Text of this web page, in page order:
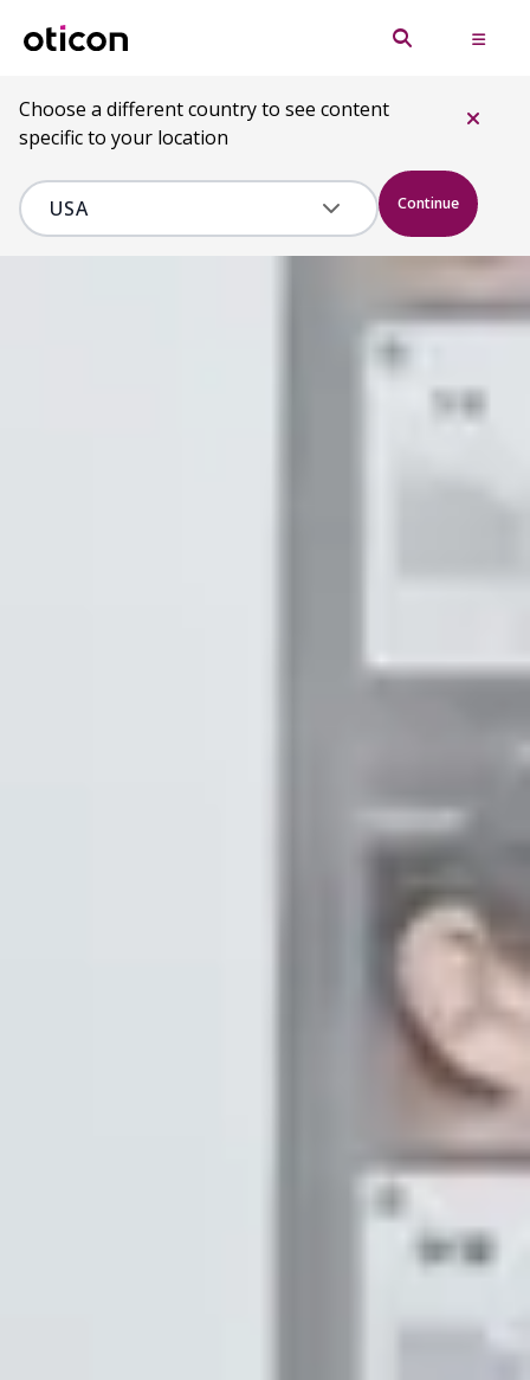
Choose a different country to see content
specific to your location
Continue